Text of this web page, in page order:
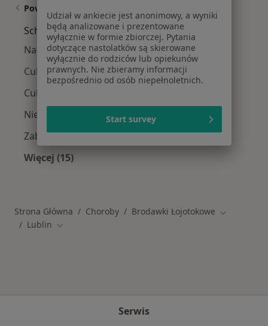
Powiązane wyszukiwania
Schorzenia w Lublinie
Nadciśnienie tętnicze w Lublinie
Cukrzyca w Lublinie
Cukrzyca ciążowa w Lublinie
Niewydolność serca w Lublinie
Zaburzenia rytmu serca w Lublinie
Więcej (15)
Strona Główna Choroby Brodawki Łojotokowe Zmień
Lublin Zmień miasto
Serwis
Udział w ankiecie jest anonimowy, a wyniki
będą analizowane i prezentowane
wyłącznie w formie zbiorczej. Pytania
dotyczące nastolatków są skierowane
wyłącznie do rodziców lub opiekunów
prawnych. Nie zbieramy informacji
bezpośrednio od osób niepełnoletnich.
Start survey